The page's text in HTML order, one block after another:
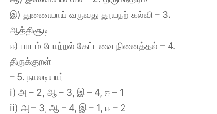
இ) துணையாய் வருவது தூயநற் கல்வி – 3.
ஆத்திசூடி
ஈ) பாடம் போற்றல் கேட்டவை நினைத்தல் – 4.
திருக்குறள்
– 5. நாலடியார்
i) அ – 2, ஆ – 3, இ – 4, ஈ – 1
ii) அ – 3, ஆ – 4, இ – 1, ஈ – 2